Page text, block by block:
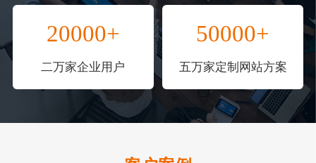
20000+
二万家企业用户
50000+
五万家定制网站方案